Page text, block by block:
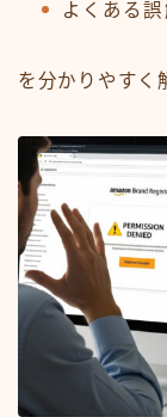
よくある
を分かりやすく